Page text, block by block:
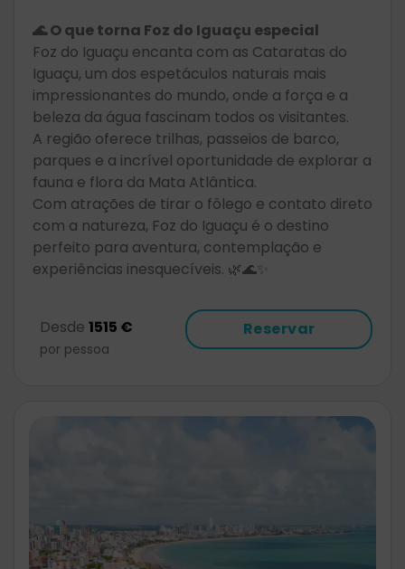
🌊 O que torna Foz do Iguaçu especial
Foz do Iguaçu encanta com as Cataratas do
Iguaçu, um dos espetáculos naturais mais
impressionantes do mundo, onde a força e a
beleza da água fascinam todos os visitantes.
A região oferece trilhas, passeios de barco,
parques e a incrível oportunidade de explorar a
fauna e flora da Mata Atlântica.
Com atrações de tirar o fôlego e contato direto
com a natureza, Foz do Iguaçu é o destino
perfeito para aventura, contemplação e
experiências inesquecíveis. 🌿🌊✨
Desde 1515 €
por pessoa
Reservar